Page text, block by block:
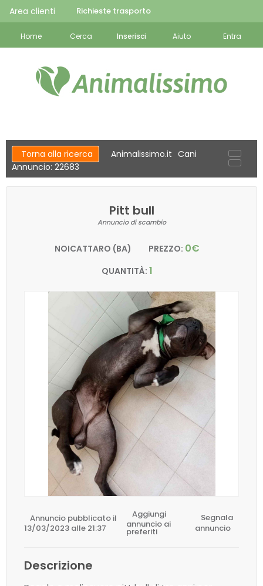
Area clienti Richieste trasporto
Home Cerca Inserisci Aiuto Entra
Torna alla ricerca Animalissimo.it Cani
Annuncio: 22683
Pitt bull
Annuncio di scambio
NOICATTARO (BA) PREZZO: 0€
QUANTITÀ: 1
Annuncio pubblicato il
13/03/2023 alle 21:37
Aggiungi
annuncio ai
preferiti
Segnala
annuncio
Descrizione